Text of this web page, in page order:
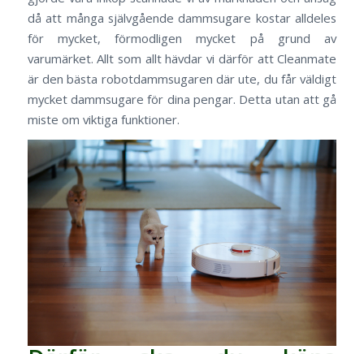
då att många självgående dammsugare kostar alldeles
för mycket, förmodligen mycket på grund av
varumärket. Allt som allt hävdar vi därför att Cleanmate
är den bästa robotdammsugaren där ute, du får väldigt
mycket dammsugare för dina pengar. Detta utan att gå
miste om viktiga funktioner.